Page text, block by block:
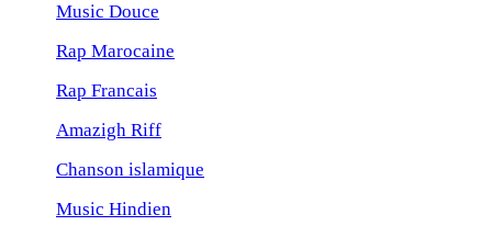
Music Douce
Rap Marocaine
Rap Francais
Amazigh Riff
Chanson islamique
Music Hindien